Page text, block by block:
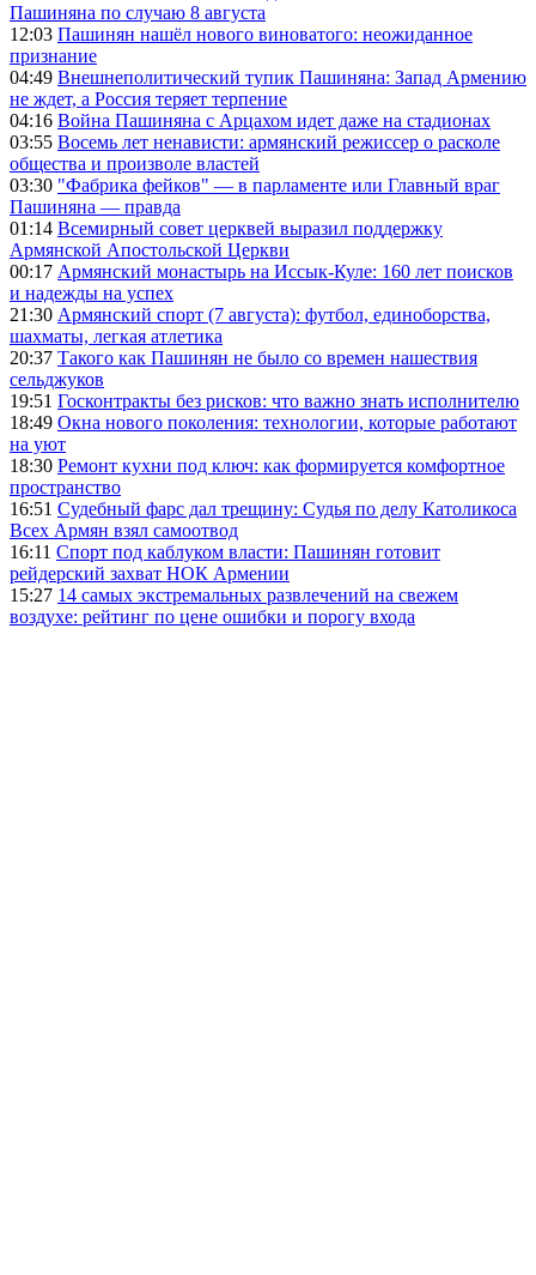
Пашиняна по случаю 8 августа
12:03 Пашинян нашёл нового виноватого: неожиданное
признание
04:49 Внешнеполитический тупик Пашиняна: Запад Армению
не ждет, а Россия теряет терпение
04:16 Война Пашиняна с Арцахом идет даже на стадионах
03:55 Восемь лет ненависти: армянский режиссер о расколе
общества и произволе властей
03:30 "Фабрика фейков" — в парламенте или Главный враг
Пашиняна — правда
01:14 Всемирный совет церквей выразил поддержку
Армянской Апостольской Церкви
00:17 Армянский монастырь на Иссык-Куле: 160 лет поисков
и надежды на успех
21:30 Армянский спорт (7 августа): футбол, единоборства,
шахматы, легкая атлетика
20:37 Такого как Пашинян не было со времен нашествия
сельджуков
19:51 Госконтракты без рисков: что важно знать исполнителю
18:49 Окна нового поколения: технологии, которые работают
на уют
18:30 Ремонт кухни под ключ: как формируется комфортное
пространство
16:51 Судебный фарс дал трещину: Судья по делу Католикоса
Всех Армян взял самоотвод
16:11 Спорт под каблуком власти: Пашинян готовит
рейдерский захват НОК Армении
15:27 14 самых экстремальных развлечений на свежем
воздухе: рейтинг по цене ошибки и порогу входа